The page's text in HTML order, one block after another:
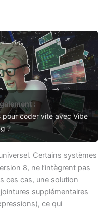
:
pour coder vite avec Vibe
?
Certains systèmes
8, ne l’intègrent pas
ces cas, une solution
supplémentaires
ce qui